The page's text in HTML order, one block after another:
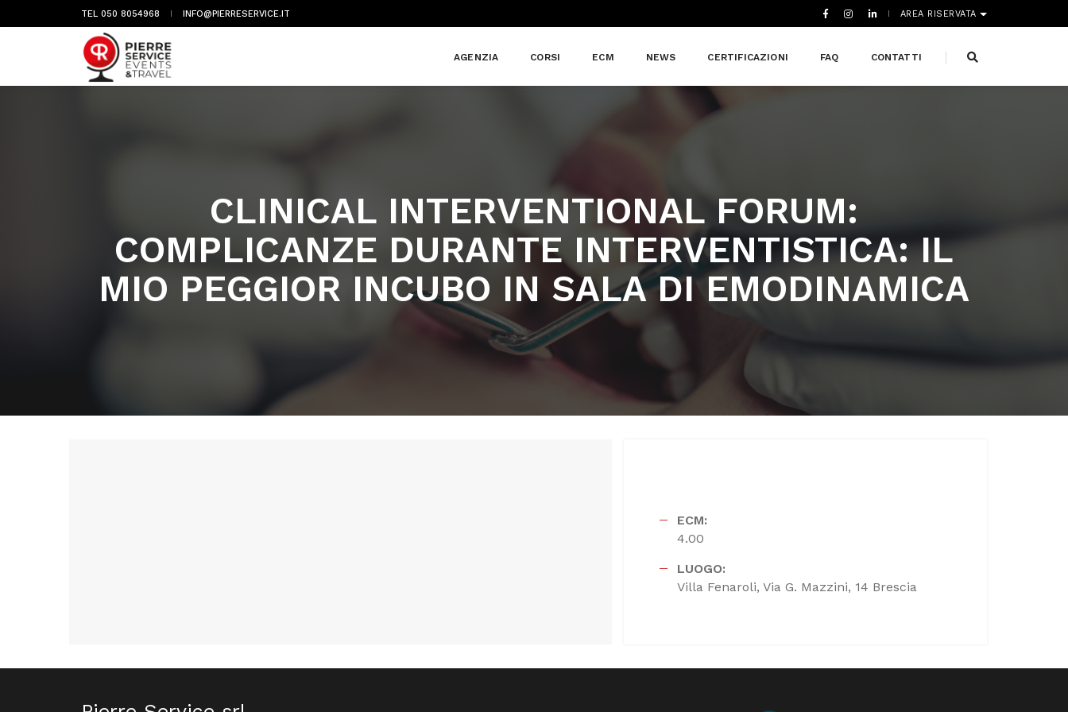
TEL 050 8054968 INFO@PIERRESERVICE.IT AREA RISERVATA
AGENZIA CORSI ECM NEWS CERTIFICAZIONI FAQ CONTATTI
CLINICAL INTERVENTIONAL FORUM:
COMPLICANZE DURANTE INTERVENTISTICA: IL
MIO PEGGIOR INCUBO IN SALA DI EMODINAMICA
ECM:
4.00
LUOGO:
Villa Fenaroli, Via G. Mazzini, 14 Brescia